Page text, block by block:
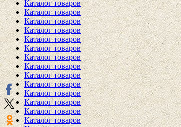
Каталог товаров
Каталог товаров
Каталог товаров
Каталог товаров
Каталог товаров
Каталог товаров
Каталог товаров
Каталог товаров
Каталог товаров
Каталог товаров
Каталог товаров
Каталог товаров
Каталог товаров
Каталог товаров